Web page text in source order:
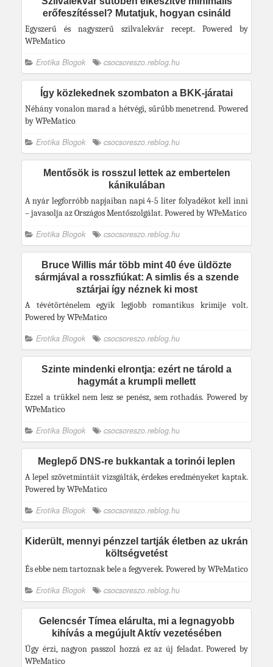
erőfeszítéssel? Mutatjuk, hogyan csináld
Egyszerű és nagyszerű szilvalekvár recept. Powered by
WPeMatico
Erotika Blogok csocsoreszo.reblog.hu
Így közlekednek szombaton a BKK-járatai
Néhány vonalon marad a hétvégi, sűrűbb menetrend. Powered
by WPeMatico
Erotika Blogok csocsoreszo.reblog.hu
Mentősök is rosszul lettek az embertelen
kánikulában
A nyár legforróbb napjaiban napi 4-5 liter folyadékot kell inni
– javasolja az Országos Mentőszolgálat. Powered by WPeMatico
Erotika Blogok csocsoreszo.reblog.hu
Bruce Willis már több mint 40 éve üldözte
sármjával a rosszfiúkat: A simlis és a szende
sztárjai így néznek ki most
A tévétörténelem egyik legjobb romantikus krimije volt.
Powered by WPeMatico
Erotika Blogok csocsoreszo.reblog.hu
Szinte mindenki elrontja: ezért ne tárold a
hagymát a krumpli mellett
Ezzel a trükkel nem lesz se penész, sem rothadás. Powered by
WPeMatico
Erotika Blogok csocsoreszo.reblog.hu
Meglepő DNS-re bukkantak a torinói leplen
A lepel szövetmintáit vizsgálták, érdekes eredményeket kaptak.
Powered by WPeMatico
Erotika Blogok csocsoreszo.reblog.hu
Kiderült, mennyi pénzzel tartják életben az ukrán
költségvetést
És ebbe nem tartoznak bele a fegyverek. Powered by WPeMatico
Erotika Blogok csocsoreszo.reblog.hu
Gelencsér Tímea elárulta, mi a legnagyobb
kihívás a megújult Aktív vezetésében
Úgy érzi, nagyon passzol hozzá ez az új feladat. Powered by
WPeMatico